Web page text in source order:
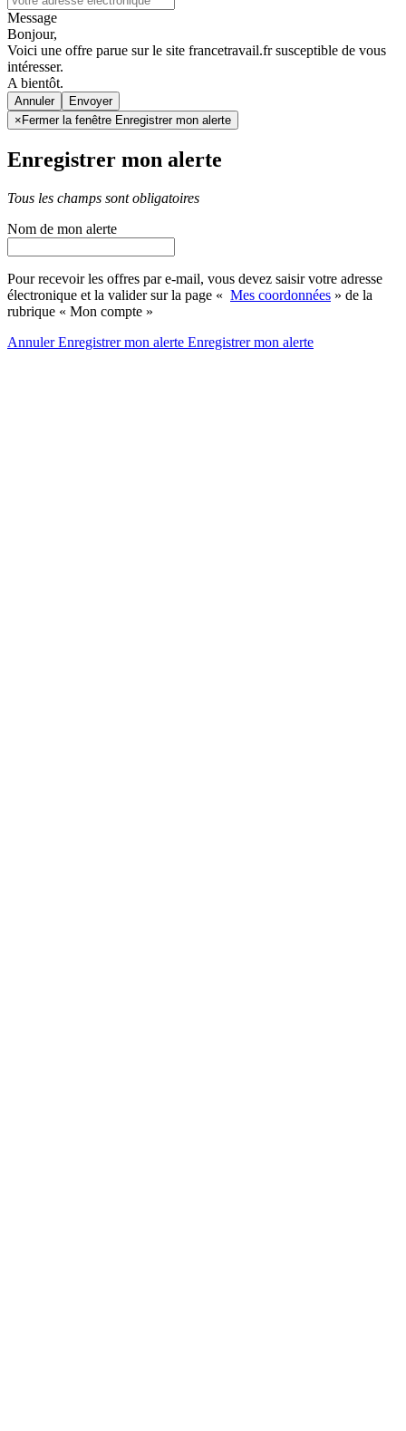
Message
Bonjour,
Voici une offre parue sur le site francetravail.fr susceptible de vous
intéresser.
A bientôt.
Annuler
× Fermer la fenêtre Enregistrer mon alerte
Enregistrer mon alerte
Tous les champs sont obligatoires
Nom de mon alerte
Pour recevoir les offres par e-mail, vous devez saisir votre adresse
électronique et la valider sur la page « Mes coordonnées » de la
rubrique « Mon compte »
AnnulerEnregistrer mon alerte Enregistrermon alerte